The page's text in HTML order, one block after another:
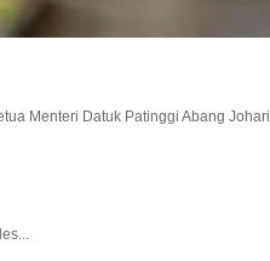
Menteri Datuk Patinggi Abang Johari